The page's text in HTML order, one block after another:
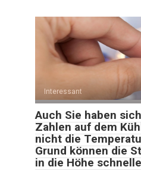
Interessant
Auch Sie haben
Zahlen auf dem
nicht die
Grund können die
in die Höhe